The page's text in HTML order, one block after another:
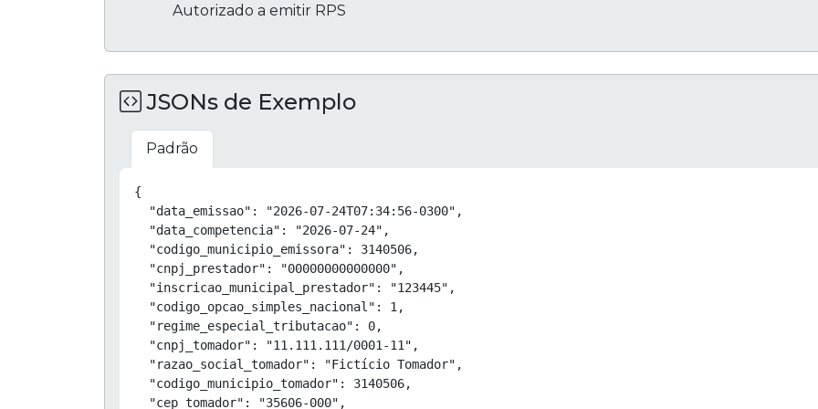
Autorizado a emitir RPS
JSONs de Exemplo
Padrão
{
  "data_emissao": "2026-07-24T07:34:56-0300",
  "data_competencia": "2026-07-24",
  "codigo_municipio_emissora": 3140506,
  "cnpj_prestador": "00000000000000",
  "inscricao_municipal_prestador": "123445",
  "codigo_opcao_simples_nacional": 1,
  "regime_especial_tributacao": 0,
  "cnpj_tomador": "11.111.111/0001-11",
  "razao_social_tomador": "Fictício Tomador",
  "codigo_municipio_tomador": 3140506,
  "cep_tomador": "35606-000",